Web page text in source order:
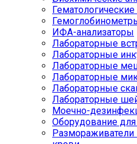
ИФА-анализаторы
Лабораторные
Лабораторные
Лабораторные
Лабораторные
Лабораторные
Лабораторные
Моечно-
Оборудование